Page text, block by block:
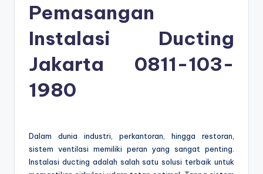
Pemasangan
Instalasi Ducting
Jakarta 0811-103-
1980
Dalam dunia industri, perkantoran, hingga restoran,
sistem ventilasi memiliki peran yang sangat penting.
Instalasi ducting adalah salah satu solusi terbaik untuk